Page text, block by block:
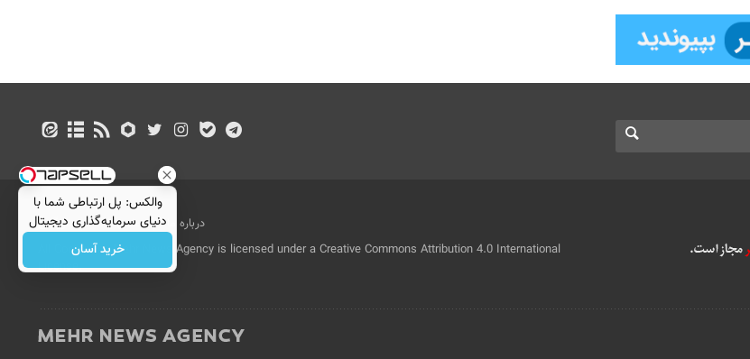
درباره ما تماس با ما
بازرگانی
All Content by Mehr News Agency is licensed under a Creative Commons Attribution 4.0 International
License.
والکس: پل ارتباطی شما با
دنیای سرمایه‌گذاری دیجیتال
خرید آسان